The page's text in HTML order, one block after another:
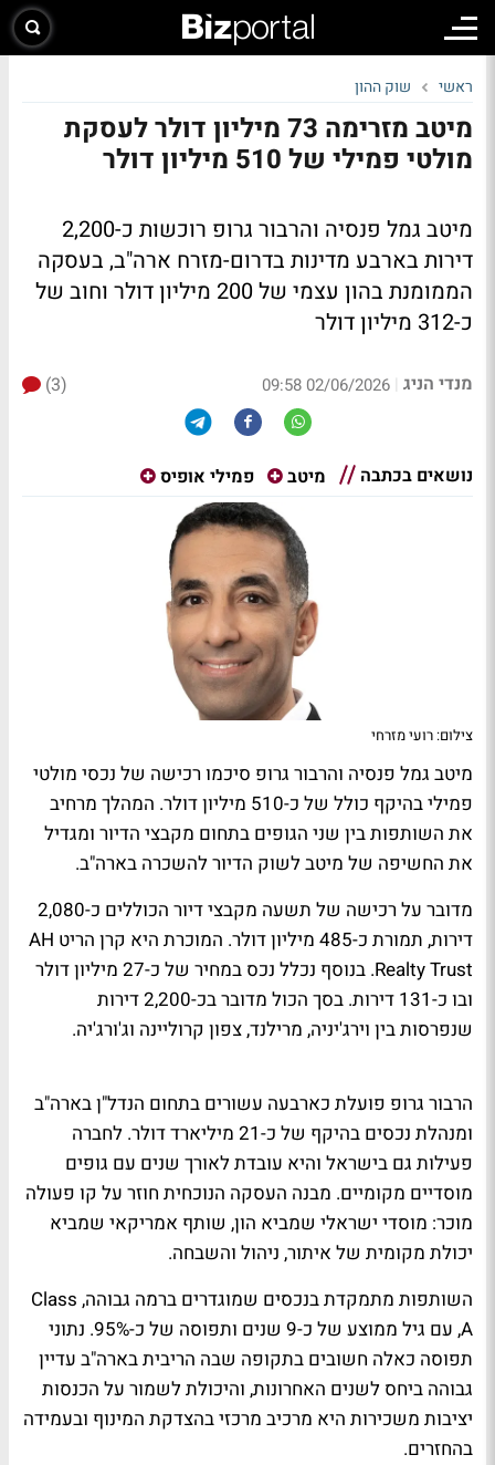
ראשי שוק ההון
מיטב מזרימה 73 מיליון דולר לעסקת
מולטי פמילי של 510 מיליון דולר
מיטב גמל פנסיה והרבור גרופ רוכשות כ-2,200
דירות בארבע מדינות בדרום-מזרח ארה"ב, בעסקה
הממומנת בהון עצמי של 200 מיליון דולר וחוב של
כ-312 מיליון דולר
מנדי הניג |
02/06/2026 09:58
(3)
נושאים בכתבה מיטב פמילי אופיס
צילום: רועי מזרחי
מיטב גמל פנסיה והרבור גרופ סיכמו רכישה של נכסי מולטי
פמילי בהיקף כולל של כ-510 מיליון דולר. המהלך מרחיב
את השותפות בין שני הגופים בתחום מקבצי הדיור ומגדיל
את החשיפה של מיטב לשוק הדיור להשכרה בארה"ב.
מדובר על רכישה של תשעה מקבצי דיור הכוללים כ-2,080
דירות, תמורת כ-485 מיליון דולר. המוכרת היא קרן הריט AH
Realty Trust. בנוסף נכלל נכס במחיר של כ-27 מיליון דולר
ובו כ-131 דירות. בסך הכול מדובר בכ-2,200 דירות
שנפרסות בין וירג'יניה, מרילנד, צפון קרוליינה וג'ורג'יה.
הרבור גרופ פועלת כארבעה עשורים בתחום הנדל"ן בארה"ב
ומנהלת נכסים בהיקף של כ-21 מיליארד דולר. לחברה
פעילות גם בישראל והיא עובדת לאורך שנים עם גופים
מוסדיים מקומיים. מבנה העסקה הנוכחית חוזר על קו פעולה
מוכר: מוסדי ישראלי שמביא הון, שותף אמריקאי שמביא
יכולת מקומית של איתור, ניהול והשבחה.
השותפות מתמקדת בנכסים שמוגדרים ברמה גבוהה, Class
A, עם גיל ממוצע של כ-9 שנים ותפוסה של כ-95%. נתוני
תפוסה כאלה חשובים בתקופה שבה הריבית בארה"ב עדיין
גבוהה ביחס לשנים האחרונות, והיכולת לשמור על הכנסות
יציבות משכירות היא מרכיב מרכזי בהצדקת המינוף ובעמידה
בהחזרים.